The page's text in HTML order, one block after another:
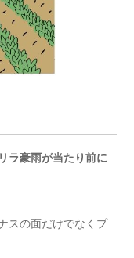
ラ豪雨が当たり前に
スの面だけでなくプ